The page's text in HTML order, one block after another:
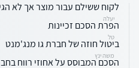
לקוח ששילם עבור מוצר אך לא
יעלה
הפרת הסכם זכיינות
טל
ביטול חוזה של חברת גו מנג'מנט
משה ינץ
הסכם המבוסס על אחוזי רווח